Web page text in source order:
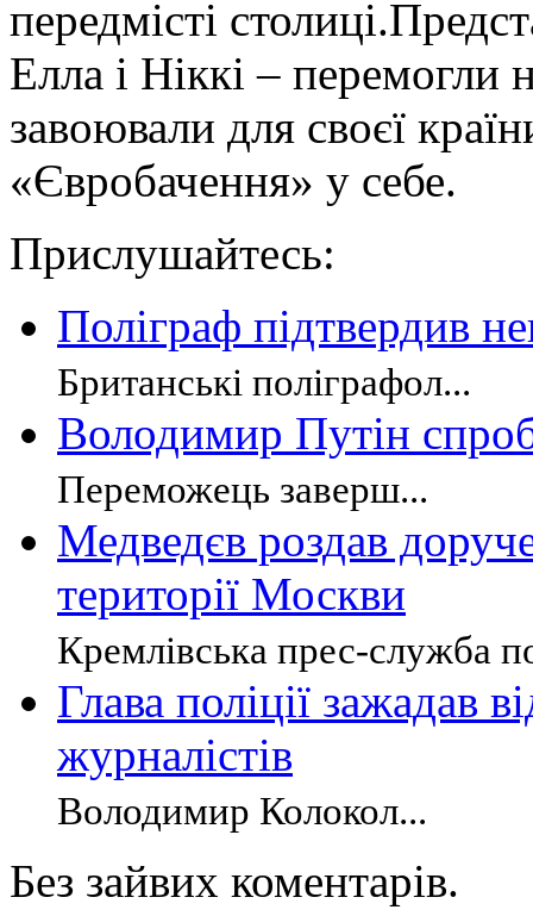
передмісті
Елла і Ніккі – перемогли
завоювали для своєї
«Євробачення» у себе.
Прислушайтесь:
Поліграф підтвердив
Британські поліграфол...
Володимир Путін
Переможець заверш...
Медведєв роздав
території Москви
Кремлівська прес-служба
Глава поліції зажадав
журналістів
Володимир Колокол...
Без зайвих коментарів.